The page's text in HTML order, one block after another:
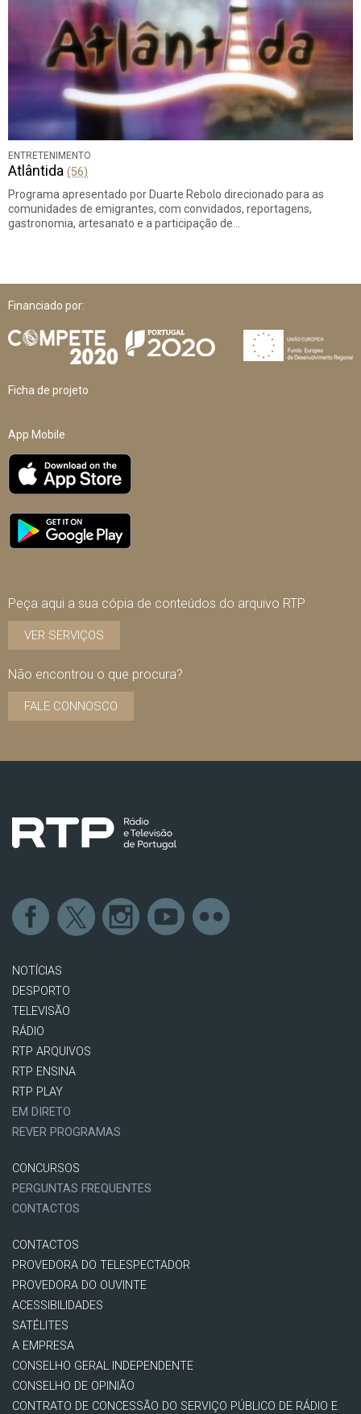
ENTRETENIMENTO
Atlântida (56)
Programa apresentado por Duarte Rebolo direcionado para as
comunidades de emigrantes, com convidados, reportagens,
gastronomia, artesanato e a participação de…
Financiado por:
Ficha de projeto
App Mobile
Peça aqui a sua cópia de conteúdos do arquivo RTP
VER SERVIÇOS
Não encontrou o que procura?
FALE CONNOSCO
NOTÍCIAS
DESPORTO
TELEVISÃO
RÁDIO
RTP ARQUIVOS
RTP ENSINA
RTP PLAY
EM DIRETO
REVER PROGRAMAS
CONCURSOS
PERGUNTAS FREQUENTES
CONTACTOS
CONTACTOS
PROVEDORA DO TELESPECTADOR
PROVEDORA DO OUVINTE
ACESSIBILIDADES
SATÉLITES
A EMPRESA
CONSELHO GERAL INDEPENDENTE
CONSELHO DE OPINIÃO
CONTRATO DE CONCESSÃO DO SERVIÇO PÚBLICO DE RÁDIO E